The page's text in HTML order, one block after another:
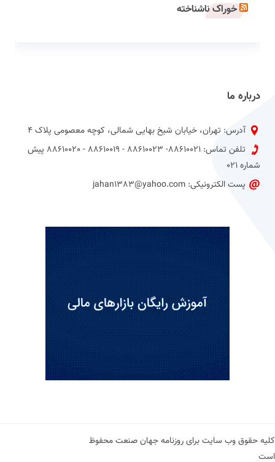
خوراک ناشناخته
درباره ما
آدرس: تهران، خیابان شیخ بهایی شمالی، کوچه معصومی پلاک 4
تلفن تماس: 88610021- 88610023 - 88610019 - 88610020 پیش
شماره 021
پست الکترونیکی: jahan1383@yahoo.com
کلیه حقوق وب سایت برای روزنامه جهان صنعت محفوظ
است